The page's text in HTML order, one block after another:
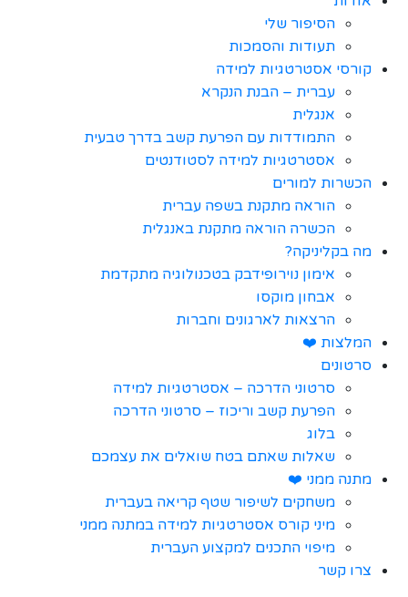
הסיפור שלי
תעודות והסמכות
קורסי אסטרטגיות למידה
עברית – הבנת הנקרא
אנגלית
התמודדות עם הפרעת קשב בדרך טבעית
אסטרטגיות למידה לסטודנטים
הכשרות למורים
הוראה מתקנת בשפה עברית
הכשרה הוראה מתקנת באנגלית
מה בקליניקה?
אימון נוירופידבק בטכנולוגיה מתקדמת
אבחון מוקסו
הרצאות לארגונים וחברות
המלצות ❤️
סרטונים
סרטוני הדרכה – אסטרטגיות למידה
הפרעת קשב וריכוז – סרטוני הדרכה
בלוג
שאלות שאתם בטח שואלים את עצמכם
מתנה ממני ❤️
משחקים לשיפור שטף קריאה בעברית
מיני קורס אסטרטגיות למידה במתנה ממני
מיפוי התכנים למקצוע העברית
צרו קשר